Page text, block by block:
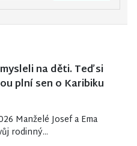
na děti. Teď si
plní sen o Karibiku
Manželé Josef a Ema
rodinný...